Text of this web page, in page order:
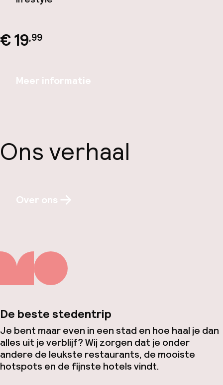
€ 19,99
Meer informatie
Ons verhaal
Over ons
De beste stedentrip
Je bent maar even in een stad en hoe haal je dan
alles uit je verblijf? Wij zorgen dat je onder
andere de leukste restaurants, de mooiste
hotspots en de fijnste hotels vindt.